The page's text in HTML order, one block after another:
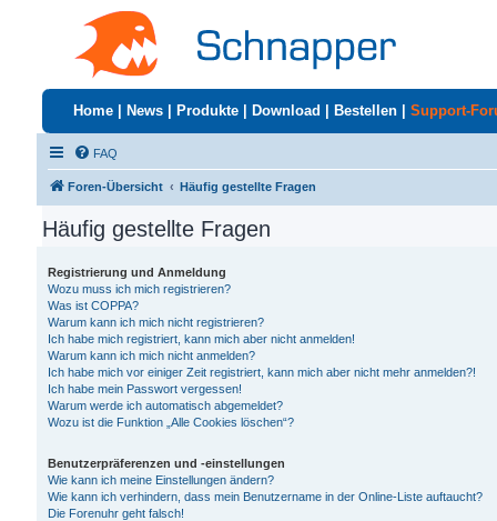
Home News Produkte Download Bestellen Support-
FAQ
Foren-Übersicht Häufig gestellte Fragen
Häufig gestellte Fragen
Registrierung und Anmeldung
Wozu muss ich mich registrieren?
Was ist COPPA?
Warum kann ich mich nicht registrieren?
Ich habe mich registriert, kann mich aber nicht anmelden!
Warum kann ich mich nicht anmelden?
Ich habe mich vor einiger Zeit registriert, kann mich aber nicht mehr anmelden?!
Ich habe mein Passwort vergessen!
Warum werde ich automatisch abgemeldet?
Wozu ist die Funktion „Alle Cookies löschen“?
Benutzerpräferenzen und -einstellungen
Wie kann ich meine Einstellungen ändern?
Wie kann ich verhindern, dass mein Benutzername in der Online-Liste auftaucht?
Die Forenuhr geht falsch!